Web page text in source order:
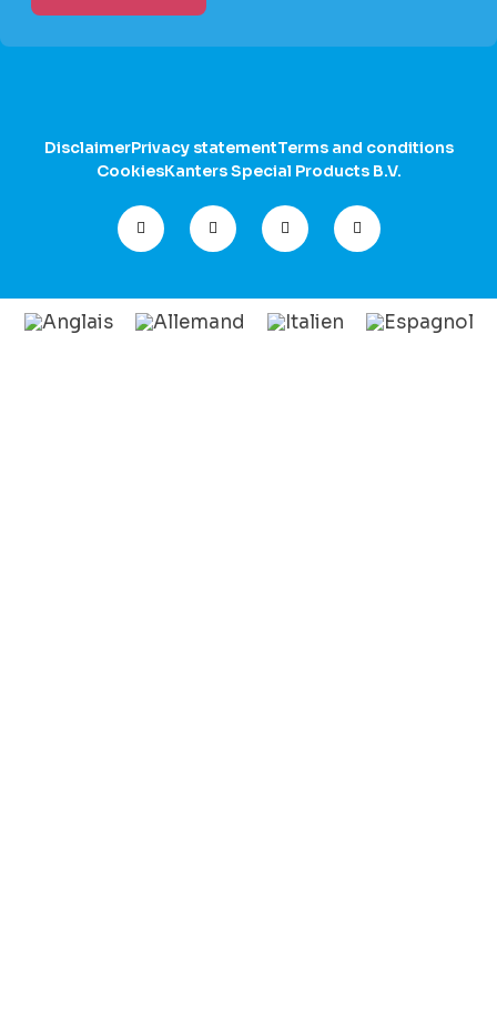
DisclaimerPrivacy statementTerms and conditions
CookiesKanters Special Products B.V.